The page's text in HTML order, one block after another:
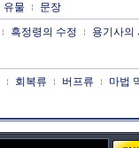
유물 문장
흑정령의 수정 용기사의
회복류 버프류 마법